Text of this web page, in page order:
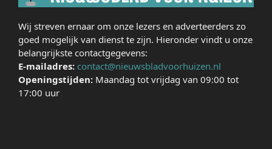
Wij streven ernaar om onze lezers en adverteerders zo
goed mogelijk van dienst te zijn. Hieronder vindt u onze
belangrijkste contactgegevens:
E-mailadres: contact@nieuwsbladvoorhuizen.nl
Openingstijden: Maandag tot vrijdag van 09:00 tot
17:00 uur